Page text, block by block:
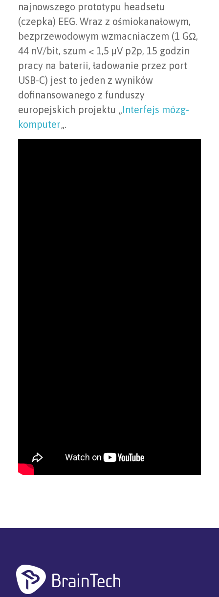
najnowszego prototypu headsetu
(czepka) EEG. Wraz z ośmiokanałowym,
bezprzewodowym wzmacniaczem (1 GΩ,
44 nV/bit, szum < 1,5 µV p2p, 15 godzin
pracy na baterii, ładowanie przez port
USB-C) jest to jeden z wyników
dofinansowanego z funduszy
europejskich projektu „Interfejs mózg-
komputer„.